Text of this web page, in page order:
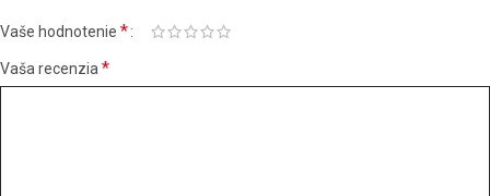
Vaše hodnotenie *
Vaša recenzia *